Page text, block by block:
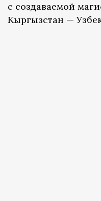
с создаваемой
Кыргызстан —